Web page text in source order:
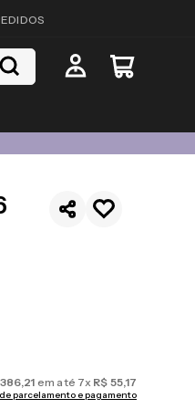
GRÁTIS EM TODO O SITE
COM ATÉ 50% OFF + 20% EXTRA
386,21 em até 7x R$ 55,17
parcelamento e pagamento